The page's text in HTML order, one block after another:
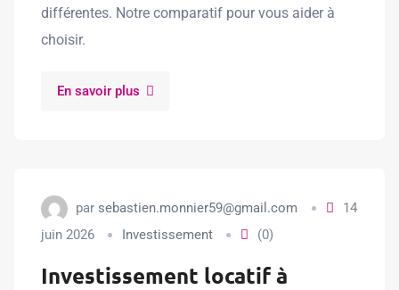
différentes. Notre comparatif pour vous aider à
choisir.
En savoir plus
par sebastien.monnier59@gmail.com
14
juin 2026
Investissement (0)
Investissement locatif à